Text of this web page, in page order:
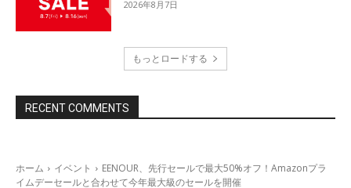
2026年8月7日
もっとロードする
RECENT COMMENTS